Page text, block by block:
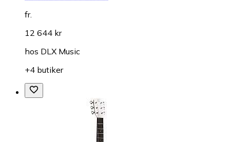
fr.
12 644 kr
hos DLX Music
+4 butiker